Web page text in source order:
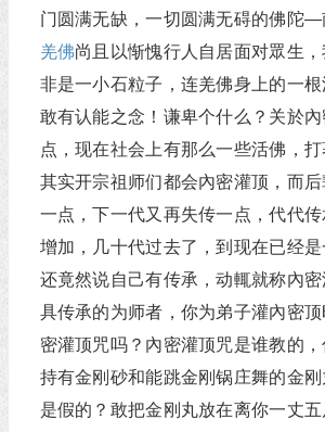
门圆满无缺，一切圆满无碍的佛陀—
羌佛尚且以惭愧行人自居面对眾生
非是一小石粒子，连羌佛身上的一
敢有认能之念！谦卑个什么？关於
点，现在社会上有那么一些活佛，打
其实开宗祖师们都会內密灌顶，而
一点，下一代又再失传一点，代代
增加，几十代过去了，到现在已经是
还竟然说自己有传承，动輒就称內
具传承的为师者，你为弟子灌內密
密灌顶咒吗？內密灌顶咒是谁教的
持有金刚砂和能跳金刚锅庄舞的金
是假的？敢把金刚丸放在离你一丈